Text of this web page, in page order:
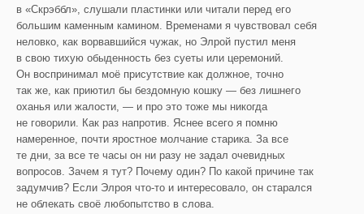
в «Скрэббл», слушали пластинки или читали перед его
большим каменным камином. Временами я чувствовал себя
неловко, как ворвавшийся чужак, но Элрой пустил меня
в свою тихую обыденность без суеты или церемоний.
Он воспринимал моё присутствие как должное, точно
так же, как приютил бы бездомную кошку — без лишнего
оханья или жалости, — и про это тоже мы никогда
не говорили. Как раз напротив. Яснее всего я помню
намеренное, почти яростное молчание старика. За все
те дни, за все те часы он ни разу не задал очевидных
вопросов. Зачем я тут? Почему один? По какой причине так
задумчив? Если Элроя что-то и интересовало, он старался
не облекать своё любопытство в слова.